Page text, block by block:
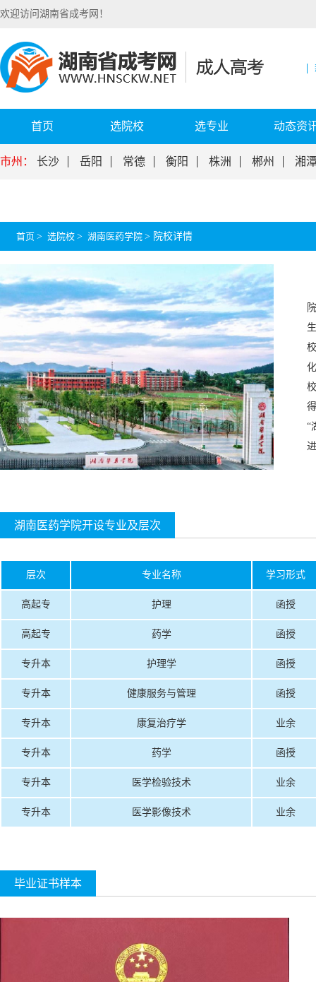
欢迎访问湖南省成考网！
首页 选院校 选专业 动态资
市州： 长沙 岳阳 常德 衡阳 株洲 郴州 湘
首页 > 选院校 > 湖南医药学院 > 院校详情
“
湖南医药学院开设专业及层次
层次 专业名称 学习形式
高起专 护理 函授
高起专 药学 函授
专升本 护理学 函授
专升本 健康服务与管理 函授
专升本 康复治疗学 业余
专升本 药学 函授
专升本 医学检验技术 业余
专升本 医学影像技术 业余
毕业证书样本